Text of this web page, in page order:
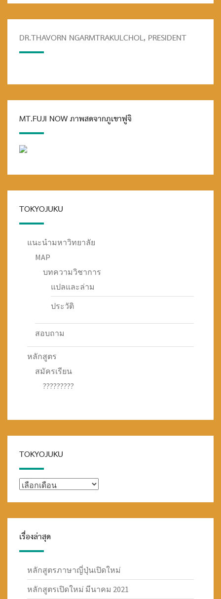
DR.THAVORN NGARMTRAKULCHOL, PRESIDENT
MT.FUJI NOW ภาพสดจากภูเขาฟูจิ
TOKYOJUKU
แนะนำมหาวิทยาลัย
MAP
บทความวิชาการ
แปลและล่าม
ประวัติ
สอบถาม
หลักสูตร
สมัครเรียน
?????????
TOKYOJUKU
TOKYOJUKU
เรื่องล่าสุด
หลักสูตรภาษาญี่ปุ่นเปิดใหม่
หลักสูตรเปิดใหม่ มีนาคม 2021